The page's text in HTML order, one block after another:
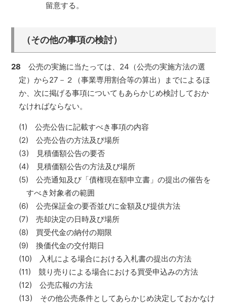
留意する。
（その他の事項の検討）
28 公売の実施に当たっては、24（公売の実施方法の選
定）から27－２（事業専用割合等の算出）までによるほ
か、次に掲げる事項についてもあらかじめ検討しておか
なければならない。
(1) 公売公告に記載すべき事項の内容
(2) 公売公告の方法及び場所
(3) 見積価額公告の要否
(4) 見積価額公告の方法及び場所
(5) 公売通知及び「債権現在額申立書」の提出の催告を
すべき対象者の範囲
(6) 公売保証金の要否並びに金額及び提供方法
(7) 売却決定の日時及び場所
(8) 買受代金の納付の期限
(9) 換価代金の交付期日
(10) 入札による場合における入札書の提出の方法
(11) 競り売りによる場合における買受申込みの方法
(12) 公売広報の方法
(13) その他公売条件としてあらかじめ決定しておかなけ